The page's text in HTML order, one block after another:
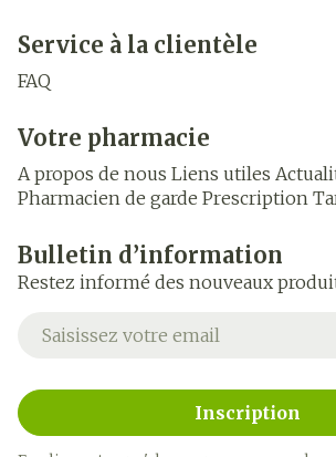
Service à la clientèle
FAQ
Votre pharmacie
A propos de nous Liens utiles
Pharmacien de garde Prescription
Bulletin d’information
Restez informé des nouveaux
Adresse mail
Inscription